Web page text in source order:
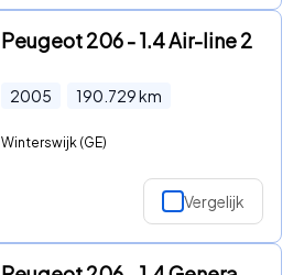
Peugeot 206 - 1.4 Air-line 2
2005 190.729km
Winterswijk (GE)
Vergelijk